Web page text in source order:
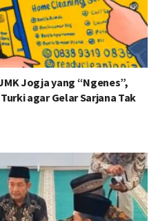
Jogja yang “Ngenes”,
agar Gelar Sarjana Tak